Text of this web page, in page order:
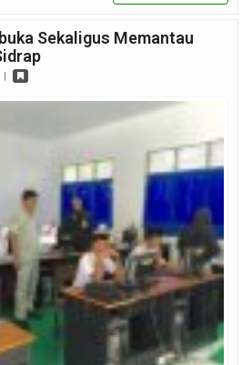
Sekaligus Memantau